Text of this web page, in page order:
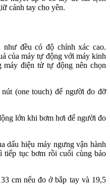
cánh tay cho yên.
đều có độ chính xác cao.
của máy tự động với máy kinh
điện tử tự động nên chọn
(one touch) để người đo đỡ
lớn khi bơm hơi để người đo
dấu hiệu máy ngưng vận hành
tục bơm rồi cuối cùng báo
cm nếu đo ở bắp tay và 19,5